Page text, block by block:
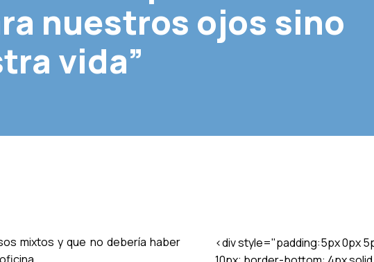
nuestros ojos sino
vida”
mixtos y que no debería haber
<div style="padding:5px 0px